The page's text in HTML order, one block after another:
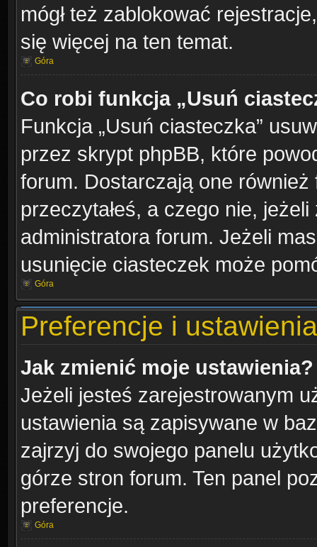
mógł też zablokować
się więcej na ten temat.
Góra
Co robi funkcja „Usuń
Funkcja „Usuń ciasteczka”
przez skrypt phpBB, które
forum. Dostarczają one
przeczytałeś, a czego nie, jeżeli
administratora forum. Jeżeli
usunięcie ciasteczek może
Góra
Preferencje i
Jak zmienić moje ustawienia?
Jeżeli jesteś zarejestrowanym
ustawienia są zapisywane w
zajrzyj do swojego panelu
górze stron forum. Ten panel
preferencje.
Góra